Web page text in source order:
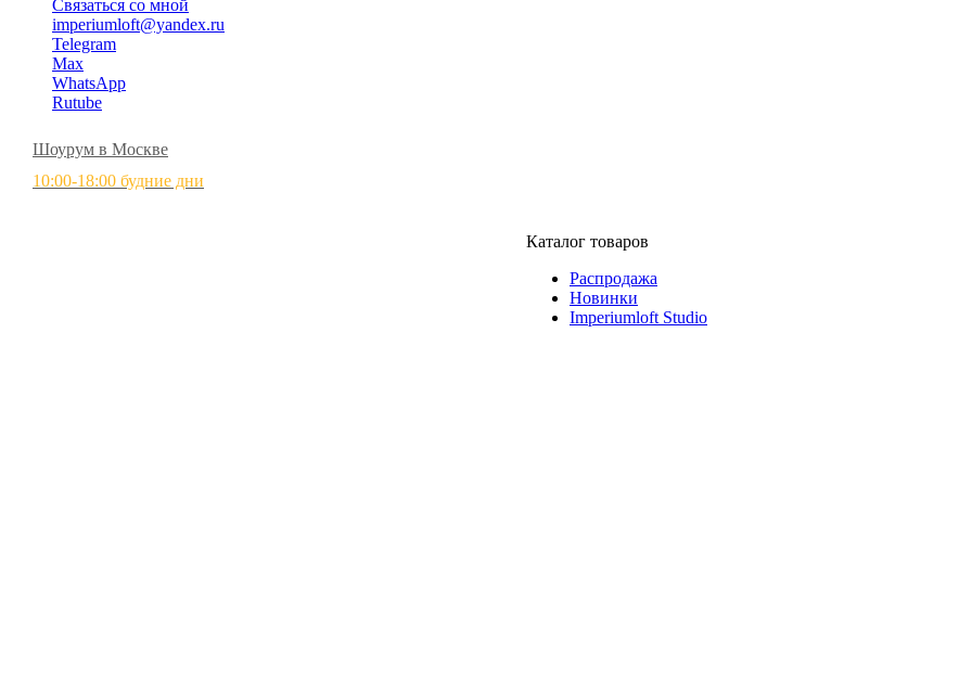
Связаться со мной
imperiumloft@yandex.ru
Telegram
Max
WhatsApp
Rutube
Шоурум в Москве
10:00-18:00 будние дни
Каталог товаров
Распродажа
Новинки
Imperiumloft Studio